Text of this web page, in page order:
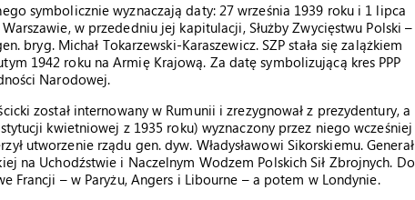
symbolicznie wyznaczają daty: 27 września 1939 roku i 1 lipca
w przededniu jej kapitulacji, Służby Zwycięstwu Polski –
bryg. Michał Tokarzewski-Karaszewicz. SZP stała się zalążkiem
1942 roku na Armię Krajową. Za datę symbolizującą kres PPP
Narodowej.
został internowany w Rumunii i zrezygnował z prezydentury, a
kwietniowej z 1935 roku) wyznaczony przez niego wcześniej
utworzenie rządu gen. dyw. Władysławowi Sikorskiemu. Generał
na Uchodźstwie i Naczelnym Wodzem Polskich Sił Zbrojnych. Do
Francji – w Paryżu, Angers i Libourne – a potem w Londynie.